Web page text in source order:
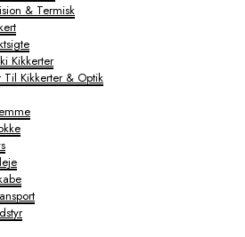
& Termisk
Kikkerter
Til Kikkerter & Optik